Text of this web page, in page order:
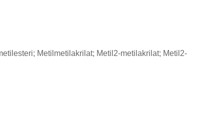
Metilmetilakrilat; Metil2-metilakrilat; Metil2-